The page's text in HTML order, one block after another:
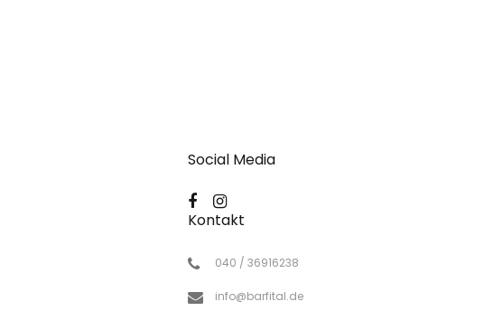
Social Media
Kontakt
040 / 36916238
info@barfital.de